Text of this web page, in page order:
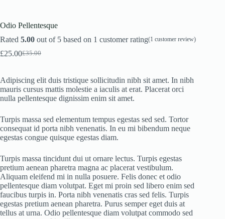
Odio Pellentesque
Rated 5.00 out of 5 based on 1 customer rating(1 customer review)
£35.00
Original
£35.00.
£25.00Current
£25.00.
Adipiscing elit duis tristique sollicitudin nibh sit amet. In nibh
mauris cursus mattis molestie a iaculis at erat. Placerat orci
nulla pellentesque dignissim enim sit amet.
Turpis massa sed elementum tempus egestas sed sed. Tortor
consequat id porta nibh venenatis. In eu mi bibendum neque
egestas congue quisque egestas diam.
Turpis massa tincidunt dui ut ornare lectus. Turpis egestas
pretium aenean pharetra magna ac placerat vestibulum.
Aliquam eleifend mi in nulla posuere. Felis donec et odio
pellentesque diam volutpat. Eget mi proin sed libero enim sed
faucibus turpis in. Porta nibh venenatis cras sed felis. Turpis
egestas pretium aenean pharetra. Purus semper eget duis at
tellus at urna. Odio pellentesque diam volutpat commodo sed